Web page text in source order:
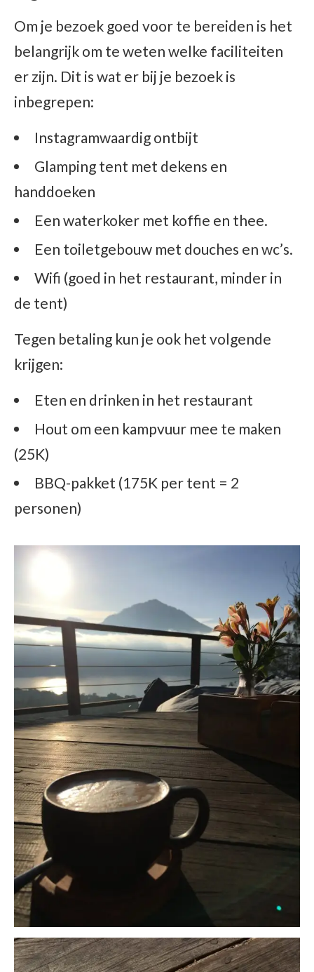
Om je bezoek goed voor te bereiden is het
belangrijk om te weten welke faciliteiten
er zijn. Dit is wat er bij je bezoek is
inbegrepen:
Instagramwaardig ontbijt
Glamping tent met dekens en
handdoeken
Een waterkoker met koffie en thee.
Een toiletgebouw met douches en wc’s.
Wifi (goed in het restaurant, minder in
de tent)
Tegen betaling kun je ook het volgende
krijgen:
Eten en drinken in het restaurant
Hout om een kampvuur mee te maken
(25K)
BBQ-pakket (175K per tent = 2
personen)